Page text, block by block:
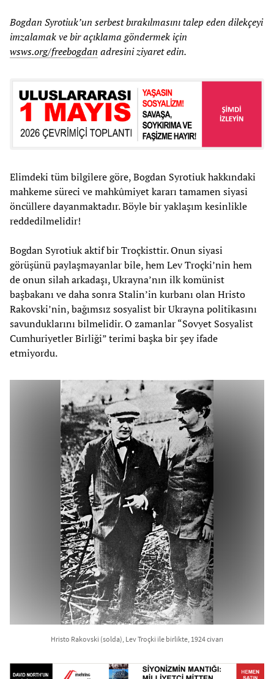
Bogdan Syrotiuk’un serbest bırakılmasını talep eden dilekçeyi
imzalamak ve bir açıklama göndermek için
wsws.org/freebogdan adresini ziyaret edin.
Elimdeki tüm bilgilere göre, Bogdan Syrotiuk hakkındaki
mahkeme süreci ve mahkûmiyet kararı tamamen siyasi
öncüllere dayanmaktadır. Böyle bir yaklaşım kesinlikle
reddedilmelidir!
Bogdan Syrotiuk aktif bir Troçkisttir. Onun siyasi
görüşünü paylaşmayanlar bile, hem Lev Troçki’nin hem
de onun silah arkadaşı, Ukrayna’nın ilk komünist
başbakanı ve daha sonra Stalin’in kurbanı olan Hristo
Rakovski’nin, bağımsız sosyalist bir Ukrayna politikasını
savunduklarını bilmelidir. O zamanlar “Sovyet Sosyalist
Cumhuriyetler Birliği” terimi başka bir şey ifade
etmiyordu.
Hristo Rakovski (solda), Lev Troçki ile birlikte, 1924 civarı